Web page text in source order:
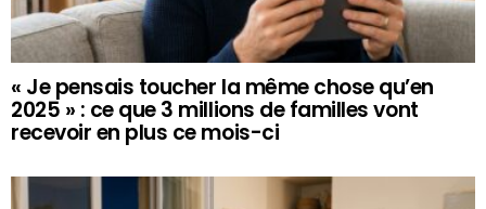
« Je pensais toucher la même chose qu’en
2025 » : ce que 3 millions de familles vont
recevoir en plus ce mois-ci